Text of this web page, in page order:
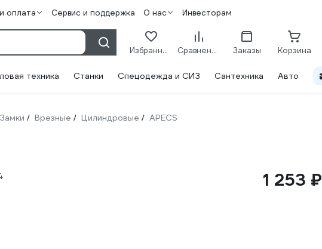
оплата Сервис и поддержка О нас Инвесторам
Избранное Сравнение Заказы Корзина
техника Станки Спецодежда и СИЗ Сантехника Авто
Замки / Врезные / Цилиндровые / APECS
1 253 ₽